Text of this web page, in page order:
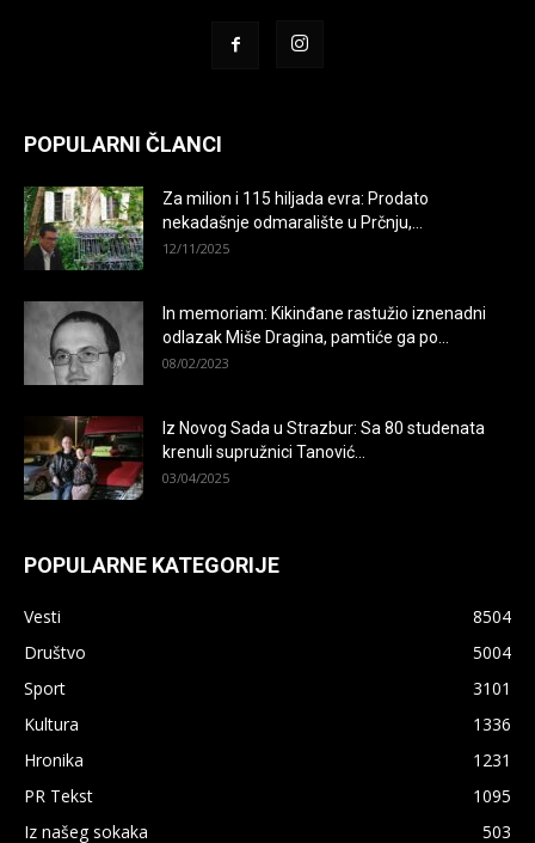
POPULARNI ČLANCI
Za milion i 115 hiljada evra: Prodato
nekadašnje odmaralište u Prčnju,...
12/11/2025
In memoriam: Kikinđane rastužio iznenadni
odlazak Miše Dragina, pamtiće ga po...
08/02/2023
Iz Novog Sada u Strazbur: Sa 80 studenata
krenuli supružnici Tanović...
03/04/2025
POPULARNE KATEGORIJE
Vesti
8504
Društvo
5004
Sport
3101
Kultura
1336
Hronika
1231
PR Tekst
1095
Iz našeg sokaka
503